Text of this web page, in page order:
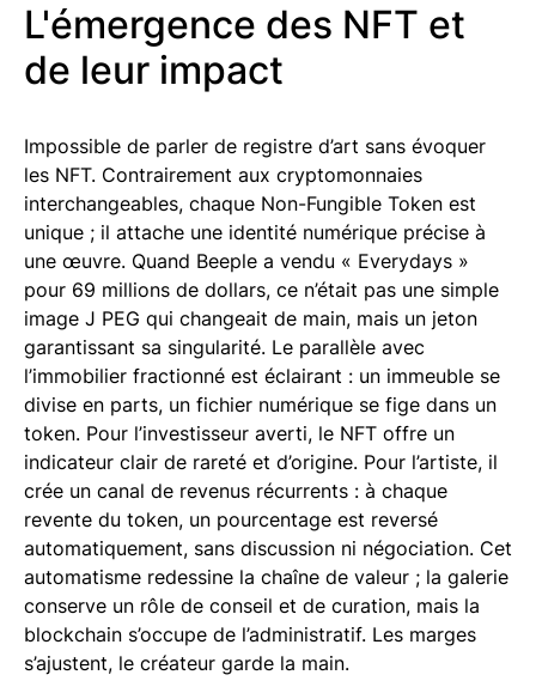
L'émergence des NFT et
de leur impact
Impossible de parler de registre d’art sans évoquer
les NFT. Contrairement aux cryptomonnaies
interchangeables, chaque Non-Fungible Token est
unique ; il attache une identité numérique précise à
une œuvre. Quand Beeple a vendu « Everydays »
pour 69 millions de dollars, ce n’était pas une simple
image J PEG qui changeait de main, mais un jeton
garantissant sa singularité. Le parallèle avec
l’immobilier fractionné est éclairant : un immeuble se
divise en parts, un fichier numérique se fige dans un
token. Pour l’investisseur averti, le NFT offre un
indicateur clair de rareté et d’origine. Pour l’artiste, il
crée un canal de revenus récurrents : à chaque
revente du token, un pourcentage est reversé
automatiquement, sans discussion ni négociation. Cet
automatisme redessine la chaîne de valeur ; la galerie
conserve un rôle de conseil et de curation, mais la
blockchain s’occupe de l’administratif. Les marges
s’ajustent, le créateur garde la main.